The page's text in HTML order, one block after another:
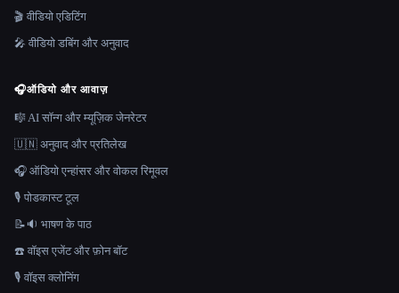
🎬 वीडियो एडिटिंग
🎤 वीडियो डबिंग और अनुवाद
🎧ऑडियो और आवाज़
🎼 AI सॉन्ग और म्यूज़िक जेनरेटर
🇺🇳 अनुवाद और प्रतिलेख
🎧 ऑडियो एन्हांसर और वोकल रिमूवल
🎙️ पोडकास्ट टूल
📝🔉 भाषण के पाठ
☎️ वॉइस एजेंट और फ़ोन बॉट
🎙️ वॉइस क्लोनिंग